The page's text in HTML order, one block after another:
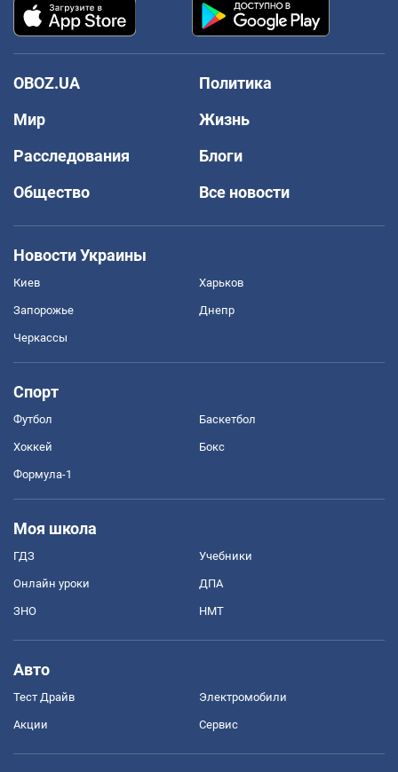
OBOZ.UA
Политика
Мир
Жизнь
Расследования
Блоги
Общество
Все новости
Новости Украины
Киев Харьков
Запорожье Днепр
Черкассы
Спорт
Футбол Баскетбол
Хоккей Бокс
Формула-1
Моя школа
ГДЗ Учебники
Онлайн уроки ДПА
ЗНО НМТ
Авто
Тест Драйв Электромобили
Акции Сервис